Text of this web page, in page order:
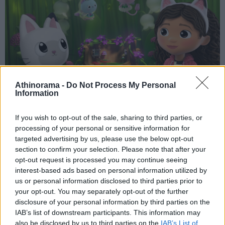
Athinorama - Do Not Process My Personal
Information
If you wish to opt-out of the sale, sharing to third parties, or
processing of your personal or sensitive information for
targeted advertising by us, please use the below opt-out
section to confirm your selection. Please note that after your
opt-out request is processed you may continue seeing
interest-based ads based on personal information utilized by
us or personal information disclosed to third parties prior to
your opt-out. You may separately opt-out of the further
disclosure of your personal information by third parties on the
IAB’s list of downstream participants. This information may
also be disclosed by us to third parties on the IAB’s List of
ΠΑΙΔΙΚΕΣ ΤΑΙΝΙΕΣ ΚΑΙ ΣΕΙΡΕΣ
Karate Sheep(02/03/2023)
Δύσκολο πράγμα να προστατεύεις ένα κοπάδι με πρόβατα
από έναν πεινασμένο λύκο! Ευτυχώς, η Γουάντα κι ο Τρίκο
διαθέτουν μερικά κόλπα κάτω από την προβιά τους.
Ridley Jones: Season 5(06/03/2023)